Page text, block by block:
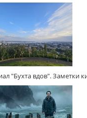
"Бухта вдов". Заметки